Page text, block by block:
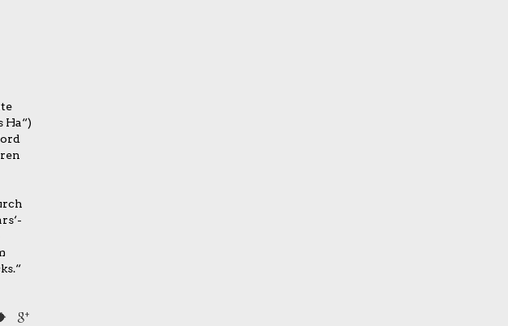
Ha“)